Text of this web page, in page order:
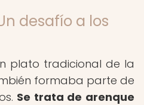
desafío a los
plato tradicional de la
formaba parte de
Se trata de arenque